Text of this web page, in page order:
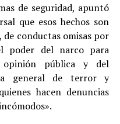
de seguridad, apuntó
que esos hechos son
conductas omisas por
poder del narco para
opinión pública y del
general de terror y
hacen denuncias